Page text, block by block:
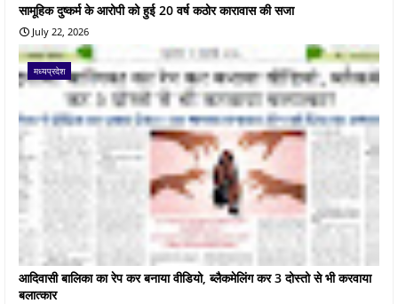
सामूहिक दुष्कर्म के आरोपी को हुई 20 वर्ष कठोर कारावास की सजा
July 22, 2026
मध्यप्रदेश
आदिवासी बालिका का रेप कर बनाया वीडियो, ब्लैकमेलिंग कर 3 दोस्तो से भी करवाया
बलात्कार